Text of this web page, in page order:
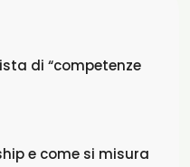
di “competenze
e come si misura